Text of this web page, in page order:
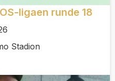
ligaen runde 18
Stadion